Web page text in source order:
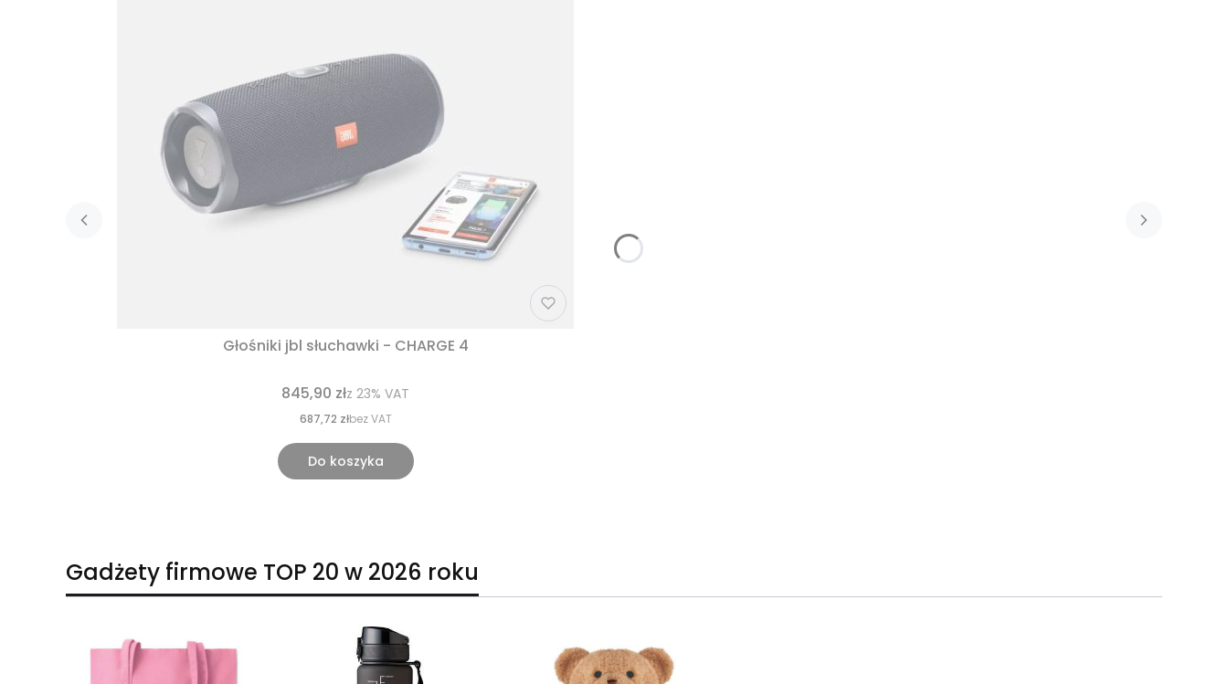
Głośniki jbl słuchawki - CHARGE 4
845,90 złz 23% VAT
687,72 złbez VAT
Do koszyka
Gadżety firmowe TOP 20 w 2026 roku